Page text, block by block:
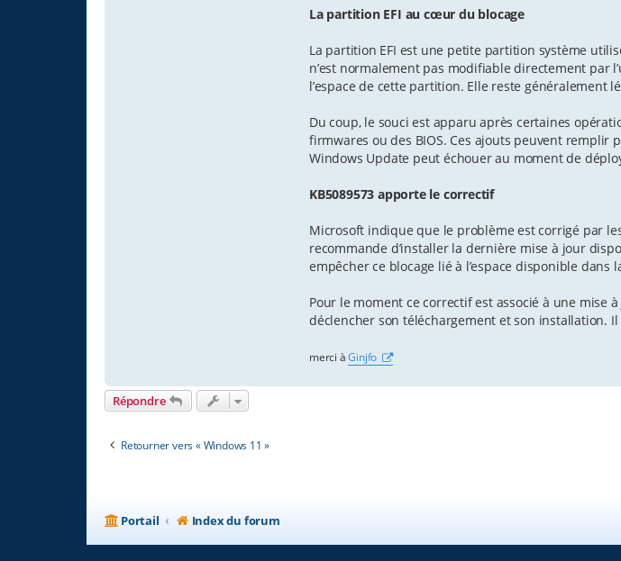
La partition EFI au cœur du blocage
La partition EFI est une petite partition système
n’est normalement pas modifiable directement par
l’espace de cette partition. Elle reste généralement
Du coup, le souci est apparu après certaines
firmwares ou des BIOS. Ces ajouts peuvent remplir
Windows Update peut échouer au moment de
KB5089573 apporte le correctif
Microsoft indique que le problème est corrigé par
recommande d’installer la dernière mise à jour
empêcher ce blocage lié à l’espace disponible dans
Pour le moment ce correctif est associé à une
déclencher son téléchargement et son installation.
merci àGinjfo
Répondre
Retourner vers « Windows 11 »
Portail Index du forum